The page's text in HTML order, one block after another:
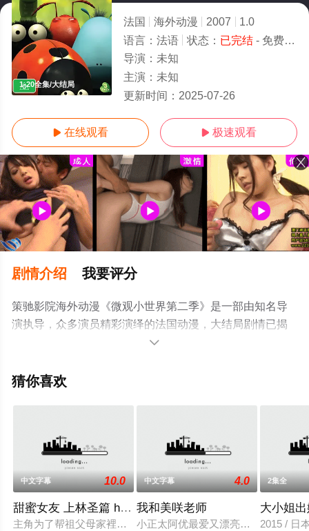
1-20全集/大结局
法国 海外动漫 2007
1.0
语言： 法语 状态： 已完结- 免费在线观看
导演： 未知
主演： 未知
更新时间： 2025-07-26
 在线观看  极速观看
剧情介绍 我要评分
策驰影院海外动漫《微观小世界第二季》是一部由知名导
演执导，众多演员精彩演绎的法国动漫，大结局剧情已揭
晓（1-20大全），手机免费观看高清无删减完整版动漫全
视猫或剧情网等平台了解。

猜你喜欢
中文字幕 10.0
甜蜜女友 上林圣篇 h_402mjad147
主角为了帮祖父母家裡铲雪、于是就搬去和他们住、在那他遇
中文字幕 4.0
我和美咲老师
小正太阿优最爱又漂亮奶又大的女教
2集全
大小姐
2015 / 日